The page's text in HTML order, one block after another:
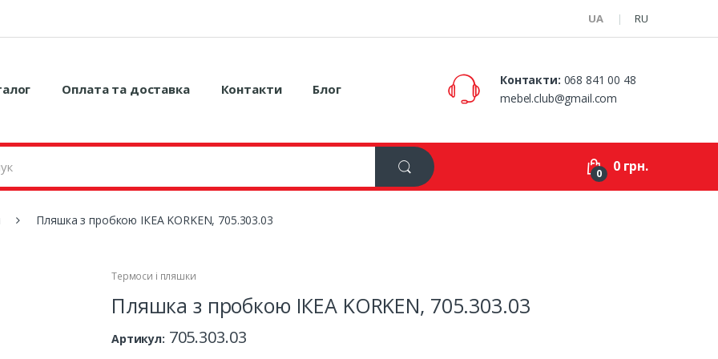
UA RU
Оплата та доставка Контакти Блог
Контакти: 068 841 00 48
mebel.club@gmail.com
0 0 грн.
Пляшка з пробкою ІКЕА KORKEN, 705.303.03
Термоси і пляшки
Пляшка з пробкою ІКЕА KORKEN, 705.303.03
Артикул: 705.303.03